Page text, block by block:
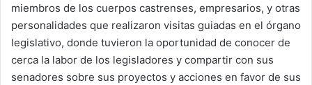
miembros de los cuerpos castrenses, empresarios, y otras
personalidades que realizaron visitas guiadas en el órgano
legislativo, donde tuvieron la oportunidad de conocer de
cerca la labor de los legisladores y compartir con sus
senadores sobre sus proyectos y acciones en favor de sus